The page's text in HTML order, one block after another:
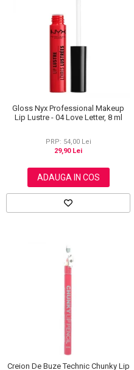
Gloss Nyx Professional Makeup
Lip Lustre - 04 Love Letter, 8 ml
PRP: 54,00 Lei
29,90 Lei
ADAUGA IN COS
Creion De Buze Technic Chunky Lip